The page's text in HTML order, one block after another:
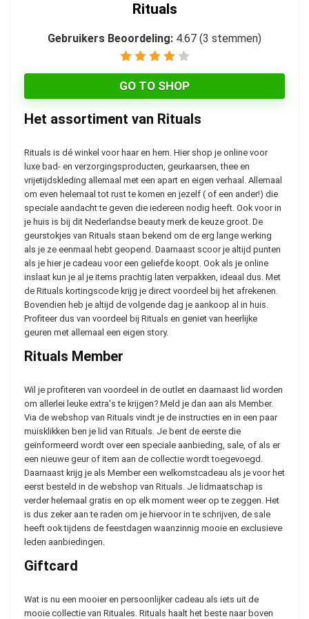
Rituals
Gebruikers Beoordeling: 4.67 (3 stemmen)
GO TO SHOP
Het assortiment van Rituals
Rituals is dé winkel voor haar en hem. Hier shop je online voor
luxe bad- en verzorgingsproducten, geurkaarsen, thee en
vrijetijdskleding allemaal met een apart en eigen verhaal. Allemaal
om even helemaal tot rust te komen en jezelf ( of een ander!) die
speciale aandacht te geven die iedereen nodig heeft. Ook voor in
je huis is bij dit Nederlandse beauty merk de keuze groot. De
geurstokjes van Rituals staan bekend om de erg lange werking
als je ze eenmaal hebt geopend. Daarnaast scoor je altijd punten
als je hier je cadeau voor een geliefde koopt. Ook als je online
inslaat kun je al je items prachtig laten verpakken, ideaal dus. Met
de Rituals kortingscode krijg je direct voordeel bij het afrekenen.
Bovendien heb je altijd de volgende dag je aankoop al in huis.
Profiteer dus van voordeel bij Rituals en geniet van heerlijke
geuren met allemaal een eigen story.
Rituals Member
Wil je profiteren van voordeel in de outlet en daarnaast lid worden
om allerlei leuke extra's te krijgen? Meld je dan aan als Member.
Via de webshop van Rituals vindt je de instructies en in een paar
muisklikken ben je lid van Rituals. Je bent de eerste die
geïnformeerd wordt over een speciale aanbieding, sale, of als er
een nieuwe geur of item aan de collectie wordt toegevoegd.
Daarnaast krijg je als Member een welkomstcadeau als je voor het
eerst besteld in de webshop van Rituals. Je lidmaatschap is
verder helemaal gratis en op elk moment weer op te zeggen. Het
is dus zeker aan te raden om je hiervoor in te schrijven, de sale
heeft ook tijdens de feestdagen waanzinnig mooie en exclusieve
leden aanbiedingen.
Giftcard
Wat is nu een mooier en persoonlijker cadeau als iets uit de
mooie collectie van Rituales. Rituals haalt het beste naar boven